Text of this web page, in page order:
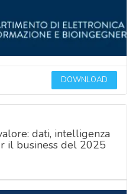
DOWNLOAD
dati, intelligenza
il business del 2025